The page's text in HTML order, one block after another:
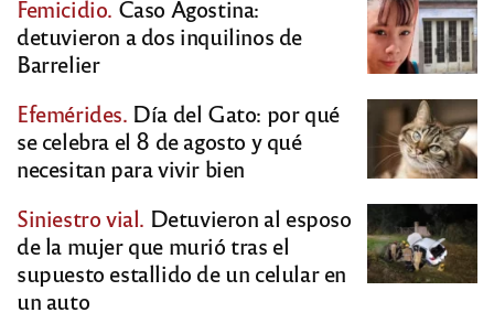
Femicidio. Caso Agostina:
detuvieron a dos inquilinos de
Barrelier
Efemérides. Día del Gato: por qué
se celebra el 8 de agosto y qué
necesitan para vivir bien
Siniestro vial. Detuvieron al esposo
de la mujer que murió tras el
supuesto estallido de un celular en
un auto